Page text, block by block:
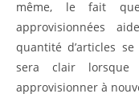
même, le fait
approvisionnées
quantité d’articles
sera clair
approvisionner à